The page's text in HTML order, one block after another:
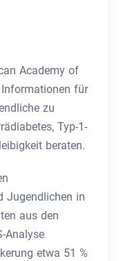
Academy of
für
zu
Typ-1-
beraten.
Jugendlichen in
aus den
Analyse
etwa 51 %